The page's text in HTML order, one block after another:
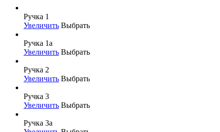
Ручка 1
Увеличить Выбрать
Ручка 1а
Увеличить Выбрать
Ручка 2
Увеличить Выбрать
Ручка 3
Увеличить Выбрать
Ручка 3а